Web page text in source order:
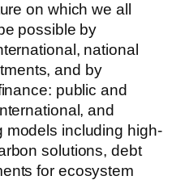
on which we all
possible by
national
and by
public and
and
models including high-
solutions, debt
for ecosystem